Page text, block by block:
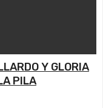
Y GLORIA
PILA